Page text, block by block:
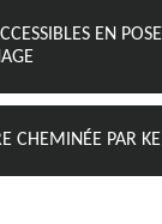
EN
CHEMINÉE PAR